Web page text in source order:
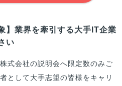
】業界を牽引する大手IT企業
い
式会社の説明会へ限定数のみご
として大手志望の皆様をキャリ